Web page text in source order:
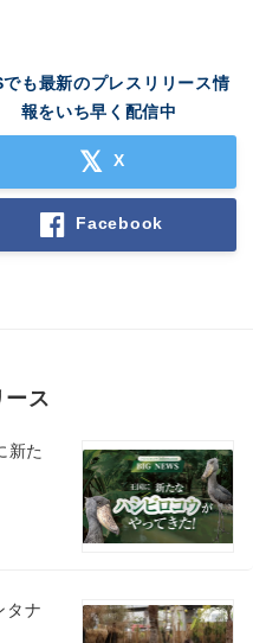
でも最新のプレスリリース情
報をいち早く配信中
X
Facebook
ス
新た
タナ